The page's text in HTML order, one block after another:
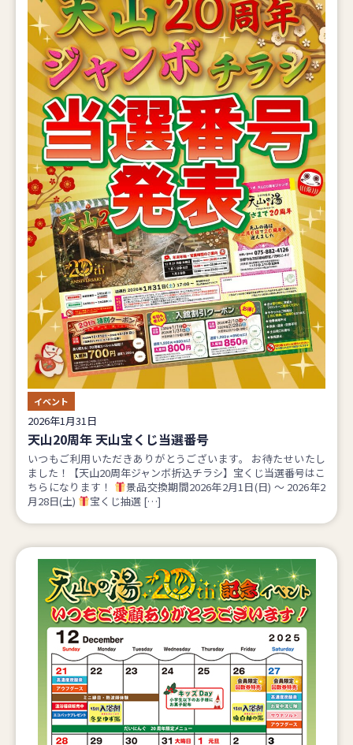
イベント
2026年1月31日
天山20周年 天山宝くじ当選番号
いつもご利用いただきありがとうございます。 お待たせいたし
ました！【天山20周年ジャンボ折込チラシ】宝くじ当選番号はこ
ちらになります！
景品交換期間2026年2月1日(日) ～ 2026年2
月28日(土)
宝くじ抽選 […]